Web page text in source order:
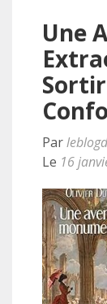
Une
Par
Le 16